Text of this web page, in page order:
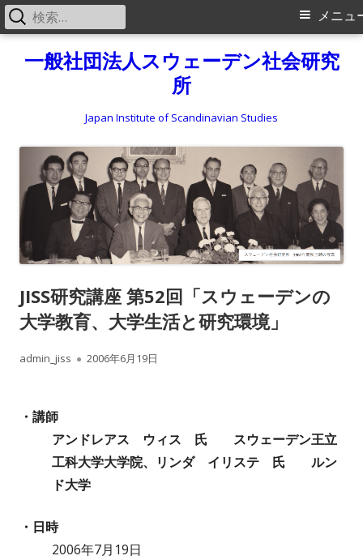
一般社団法人スウェーデン社会研究
所
Japan Institute of Scandinavian Studies
メ
メニュ
検
索:
JISS研究講座 第52回「スウェーデンの
大学教育、大学生活と研究環境」
作
者
admin_jiss
公
2006年6月19日
・講師
アンドレアス ウィス 氏 スウェーデン王立
工科大学大学院、リンダ イリステ 氏 ルン
ド大学
・日時
2006年7月19日